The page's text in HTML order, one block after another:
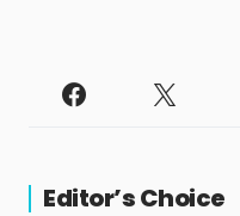
Editor’s Choice